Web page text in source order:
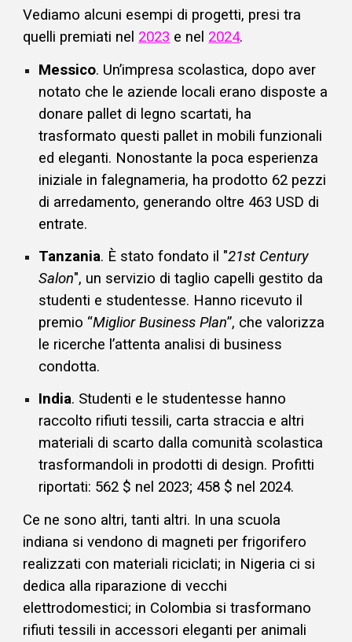
Vediamo alcuni esempi di progetti, presi tra
quelli premiati nel 2023 e nel 2024.
Messico. Un’impresa scolastica, dopo aver
notato che le aziende locali erano disposte a
donare pallet di legno scartati, ha
trasformato questi pallet in mobili funzionali
ed eleganti. Nonostante la poca esperienza
iniziale in falegnameria, ha prodotto 62 pezzi
di arredamento, generando oltre 463 USD di
entrate.
Tanzania. È stato fondato il "21st Century
Salon", un servizio di taglio capelli gestito da
studenti e studentesse. Hanno ricevuto il
premio “Miglior Business Plan”, che valorizza
le ricerche l’attenta analisi di business
condotta.
India. Studenti e le studentesse hanno
raccolto rifiuti tessili, carta straccia e altri
materiali di scarto dalla comunità scolastica
trasformandoli in prodotti di design. Profitti
riportati: 562 $ nel 2023; 458 $ nel 2024.
Ce ne sono altri, tanti altri. In una scuola
indiana si vendono di magneti per frigorifero
realizzati con materiali riciclati; in Nigeria ci si
dedica alla riparazione di vecchi
elettrodomestici; in Colombia si trasformano
rifiuti tessili in accessori eleganti per animali